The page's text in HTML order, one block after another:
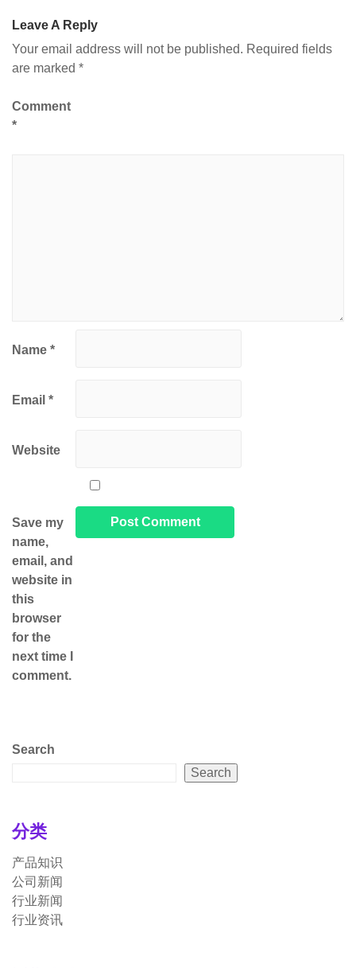
Leave A Reply
Your email address will not be published. Required fields
are marked *
Comment
*
Name *
Email *
Website
Save my
name,
email, and
website in
this
browser
for the
next time I
comment.
Search
Search
分类
产品知识
公司新闻
行业新闻
行业资讯